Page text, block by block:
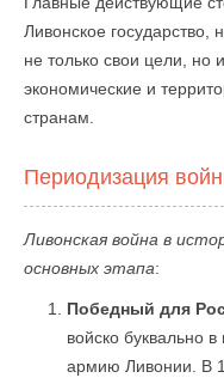
Ливонское государство,
не только свои цели, но
экономические и
странам.
Периодизация
Ливонская война в
основных этапа:
Победный для
войско буквально
армию Ливонии. В